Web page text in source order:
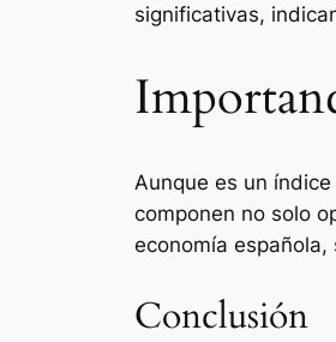
significativas,
Aunque es un
componen no solo
economía
Conclusión